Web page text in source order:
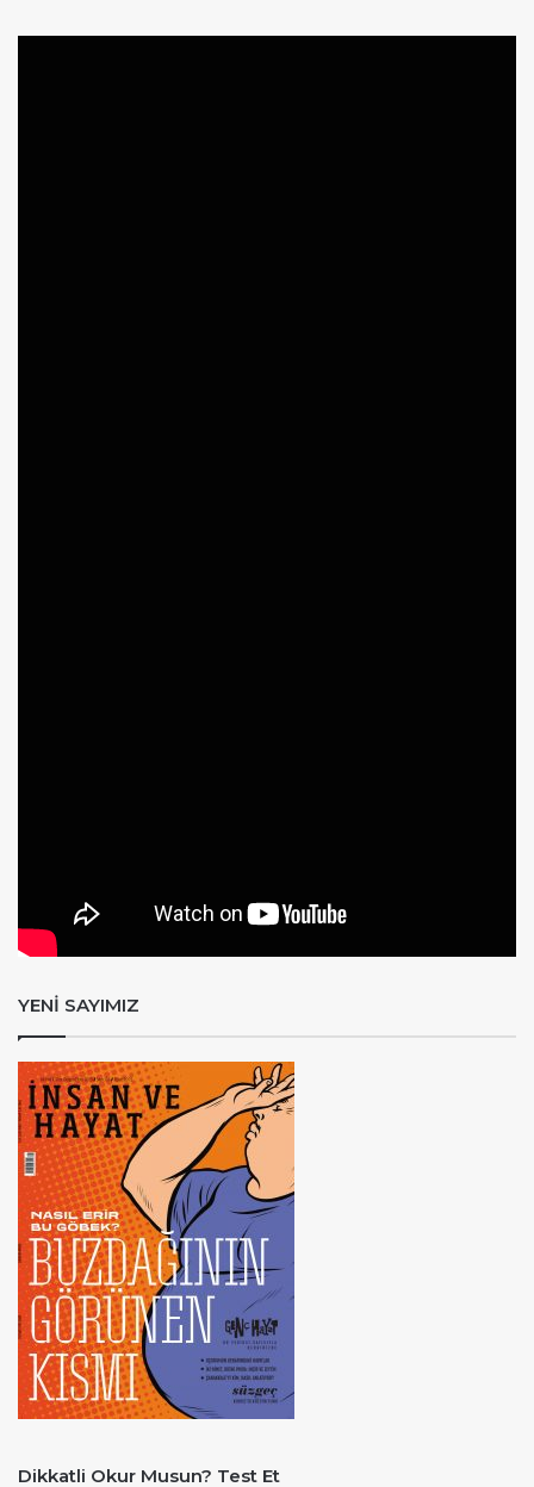
YENİ SAYIMIZ
Dikkatli Okur Musun? Test Et